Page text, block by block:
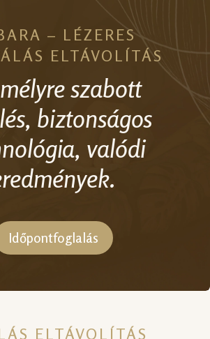
– LÉZERES
ELTÁVOLÍTÁS
szabott
biztonságos
valódi
Időpontfoglalás
ELTÁVOLÍTÁS